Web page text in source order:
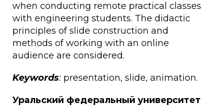
when conducting remote practical classes
with engineering students. The didactic
principles of slide construction and
methods of working with an online
audience are considered.
Keywords: presentation, slide, animation.
Уральский федеральный университет